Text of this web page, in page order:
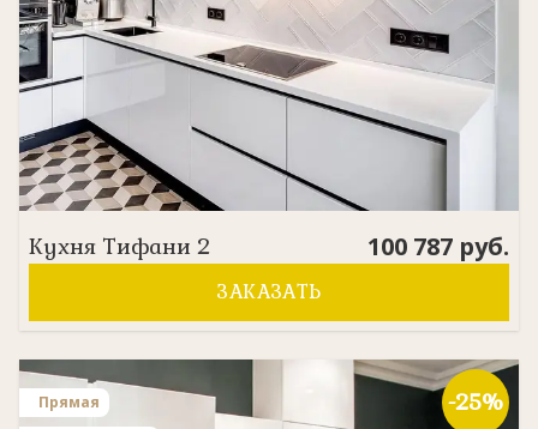
Кухня Тифани 2 100 787 руб.
ЗАКАЗАТЬ
-25%
Прямая